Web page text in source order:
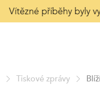
Vítězné příběhy byly
Tiskové zprávy